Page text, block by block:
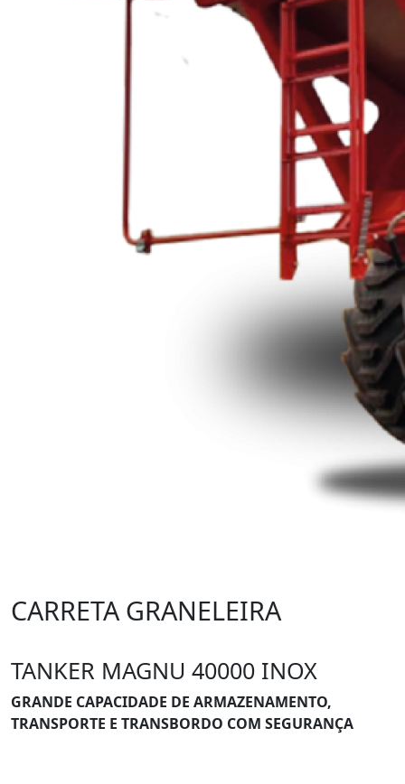
CARRETA GRANELEIRA
TANKER MAGNU 40000 INOX
GRANDE CAPACIDADE DE ARMAZENAMENTO,
TRANSPORTE E TRANSBORDO COM SEGURANÇA